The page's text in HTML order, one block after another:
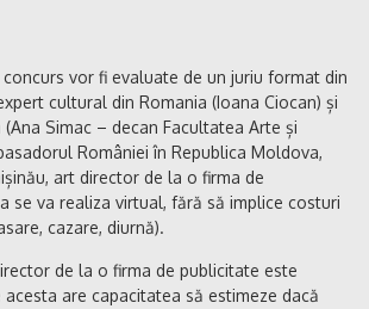
vor fi evaluate de un juriu format din
cultural din Romania (Ioana Ciocan) și
Simac – decan Facultatea Arte și
României în Republica Moldova,
art director de la o firma de
se va realiza virtual, fără să implice costuri
cazare, diurnă).
de la o firma de publicitate este
are capacitatea să estimeze dacă